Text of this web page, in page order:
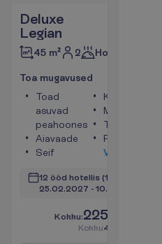
Deluxe
Legian
45 m² 2 Hommikusöök
Toa mugavused
Toad
asuvad
peahoones
Aiavaade
Seif
Konditsioneer
Minikülmik
Telefon
Föön
V
12 ööd hotellis (14 ööd kokku)
25.02.2027 - 10.03.2027
Kokku:2255.00
Kokku4510.00